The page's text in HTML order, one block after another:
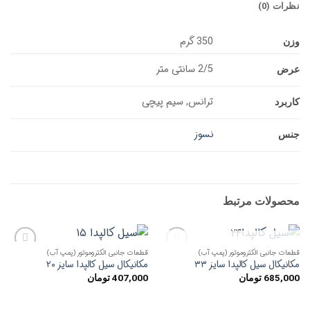
نظرات (0)
وزن 350 گرم
عرض 2/5 سانتی متر
کاربرد ترانس, سیم پیچی
جنس نسوز
محصولات مرتبط
ناموجود
قطعات جانبی الکتروموتور (پمپ آب)
مکانیکال سیل کالپدا سایز ۳۳
685,000 تومان
قطعات جانبی الکتروموتور (پمپ آب)
مکانیکال سیل کالپدا سایز ۲۰
407,000 تومان